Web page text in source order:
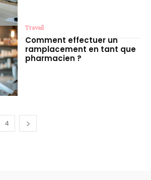
Travail
Comment effectuer un
ramplacement en tant que
pharmacien ?
4